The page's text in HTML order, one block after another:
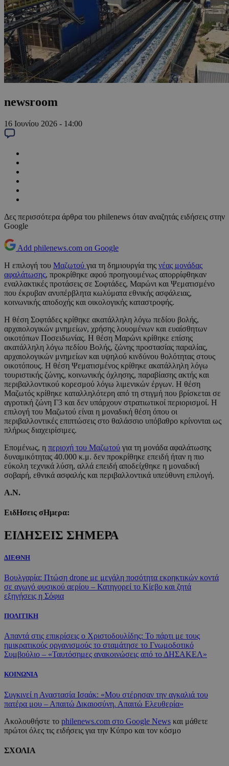
newsroom
16 Ιουνίου 2026 - 14:00
Δες περισσότερα άρθρα του philenews όταν αναζητάς ειδήσεις στην
Google
Add philenews.com on Google
Η επιλογή του Μαζωτού για τη δημιουργία της νέας μονάδας
αφαλάτωσης, προκρίθηκε αφού προηγουμένως απορρίφθηκαν
εναλλακτικές προτάσεις σε Σοφτάδες, Μαρώνι και Ψεματισμένο
που έκρυβαν ανυπέρβλητα κωλύματα εθνικής ασφάλειας,
κοινωνικής αποδοχής και οικολογικής καταστροφής.
Η θέση Σοφτάδες κρίθηκε ακατάλληλη λόγω πεδίου βολής,
αρχαιολογικών μνημείων, χρήσης λουομένων και ευαίσθητων
οικοτόπων Ποσειδωνίας. Η θέση Μαρώνι κρίθηκε επίσης
ακατάλληλη λόγω πεδίου Βολής, ζώνης προστασίας παραλίας,
αρχαιολογικών μνημείων και υψηλού κινδύνου θολότητας στους
οικοτόπους. Η θέση Ψεματισμένος κρίθηκε ακατάλληλη λόγω
τουριστικής ζώνης, κοινωνικής όχλησης, παραβίασης ακτής και
περιβαλλοντικού κορεσμού λόγω λιμενικών έργων. Η θέση
Μαζωτός κρίθηκε καταλληλότερη από τη στιγμή που βρίσκεται σε
αγροτική ζώνη Γ3 και δεν υπάρχουν στρατιωτικοί περιορισμοί. Η
επιλογή του Μαζωτού είναι η μοναδική θέση όπου οι
περιβαλλοντικές επιπτώσεις στο θαλάσσιο υπόβαθρο κρίνονται ως
πλήρως διαχειρίσιμες.
Επομένως, η περιοχή του Μαζωτού για τη μονάδα αφαλάτωσης
δυναμικότητας 40.000 κ.μ. δεν προκρίθηκε επειδή ήταν η πιο
εύκολη τεχνικά λύση, αλλά επειδή αποδείχθηκε η μοναδική
σοβαρή, εθνικά ασφαλής και περιβαλλοντικά υπεύθυνη επιλογή.
Α.Ν.
ΕιδΗσεις σΗμερα:
ΕΙΔΗΣΕΙΣ ΣΗΜΕΡΑ
ΔΙΕΘΝΗ
Βουλγαρία: Πτώση drone με μεγάλη ποσότητα εκρηκτικών κοντά
σε αγωγό φυσικού αερίου – Κατηγορεί το Κίεβο και ζητά
εξηγήσεις η Σόφια
ΠΟΛΙΤΙΚΗ
Απαντά στις επικρίσεις ο Χριστοδουλίδης: Το πάρτι με τους
ημικρατικούς οργανισμούς το σταμάτησε το Γνωμοδοτικό
Συμβούλιο – «Ταυτόσημες ανακοινώσεις από το ΔΗΣΑΚΕΛ»
ΚΟΙΝΩΝΙΑ
Συγκινεί η Αναστασία Ισαάκ: «Μου στέρησαν την αγκαλιά του
πατέρα μου – Απαιτώ Δικαιοσύνη. Απαιτώ Ελευθερία»
Ακολουθήστε το philenews.com στο Google News και μάθετε
πρώτοι όλες τις ειδήσεις για την Κύπρο και τον κόσμο
ΣΧΟΛΙΑ